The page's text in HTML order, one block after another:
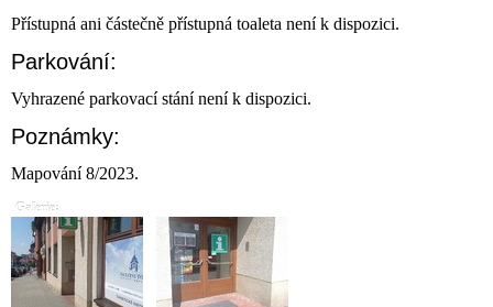
Přístupná ani částečně přístupná toaleta není k dispozici.
Parkování:
Vyhrazené parkovací stání není k dispozici.
Poznámky:
Mapování 8/2023.
Galerie: